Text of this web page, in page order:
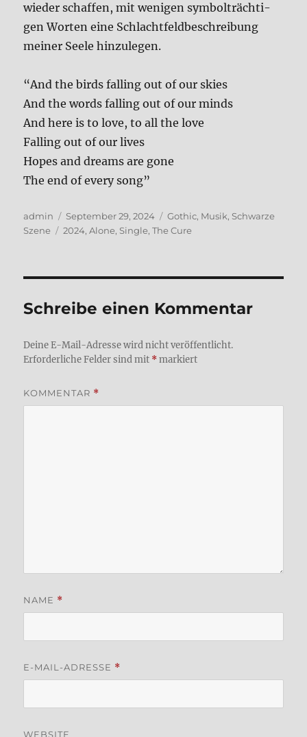
wie­der schaf­fen, mit weni­gen sym­bol­träch­ti­
gen Wor­ten eine Schlacht­feld­be­schrei­bung
mei­ner See­le hin­zu­le­gen.
“And the birds fal­ling out of our ski­es
And the words fal­ling out of our minds
And here is to love, to all the love
Fal­ling out of our lives
Hopes and dreams are gone
The end of every song”
Autor
admin
Veröffentlicht
am
September 29, 2024 Kategorien
Gothic, Musik, Schwarze
Szene
Schlagwörter
2024,Alone, Single,The Cure
Schreibe einen Kommentar
Deine E-Mail-Adresse wird nicht veröffentlicht.
Erforderliche Felder sind mit *markiert
KOMMENTAR *
NAME *
E-MAIL-ADRESSE *
WEBSITE